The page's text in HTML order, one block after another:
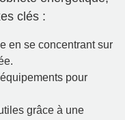
clés :
en se concentrant sur
pour
grâce à une